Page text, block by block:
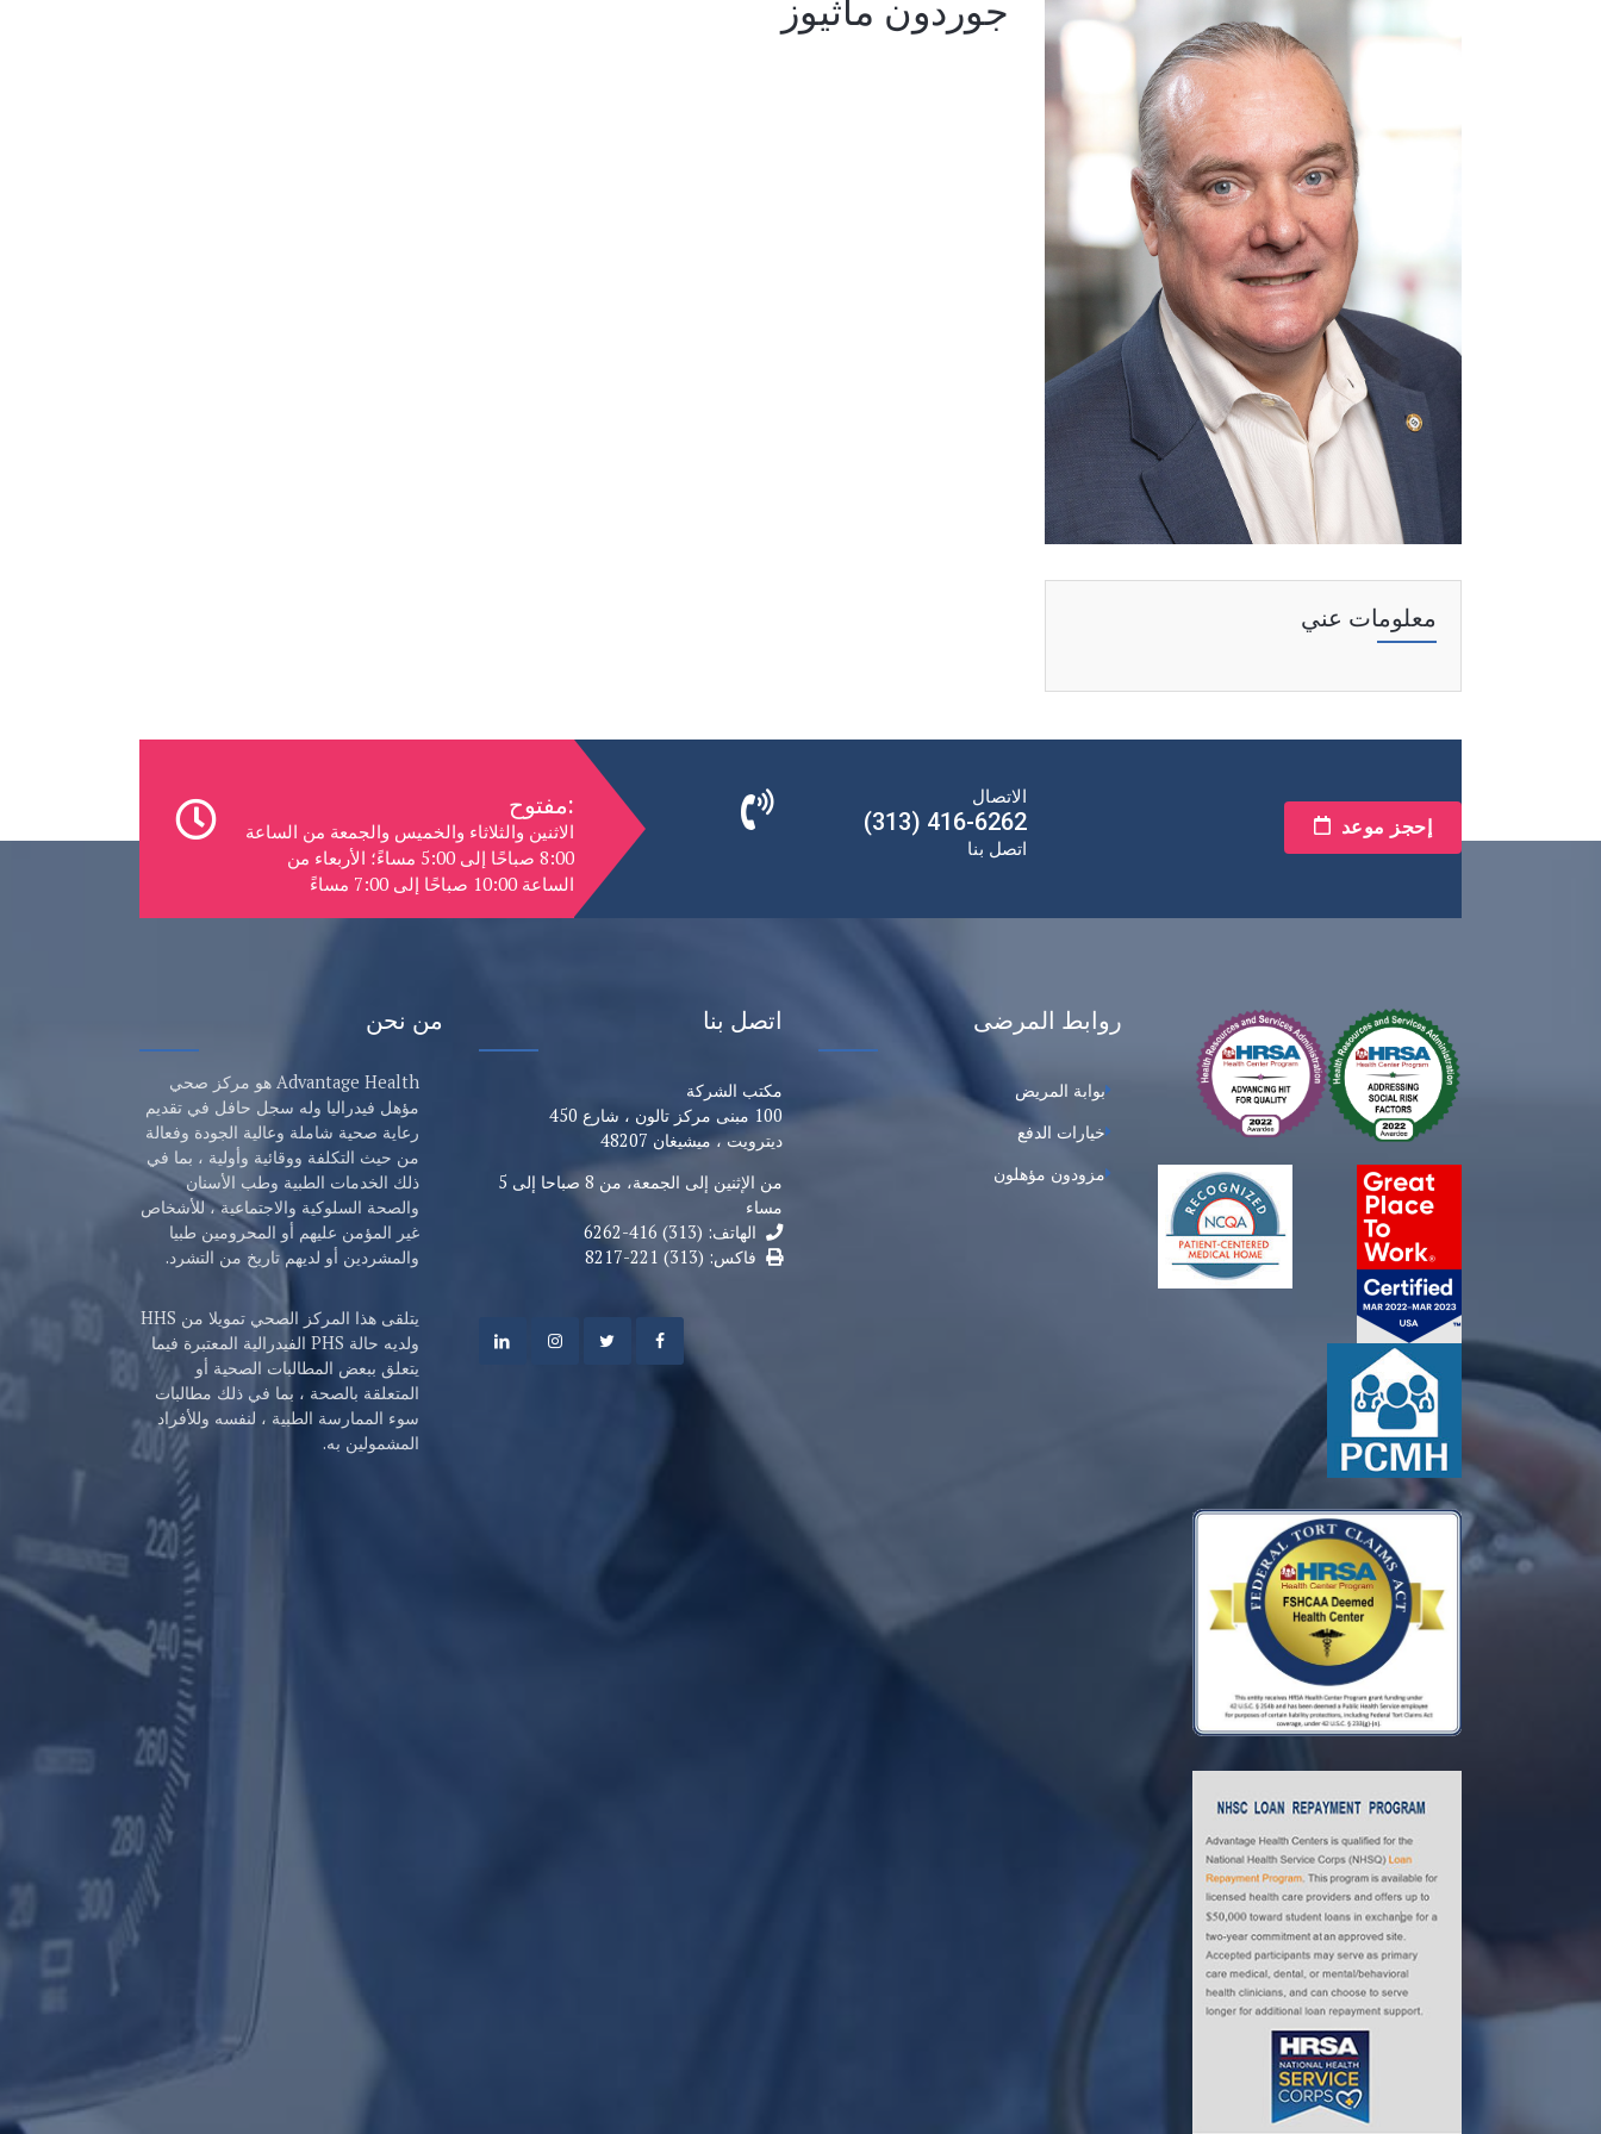
معلومات عني
جوردون ماثيوز
مفتوح:
الاثنين والثلاثاء والخميس والجمعة من الساعة
8:00 صباحًا إلى 5:00 مساءً؛ الأربعاء من
الساعة 10:00 صباحًا إلى 7:00 مساءً
الاتصال
(313) 416-6262
اتصل بنا
إحجز موعد
روابط المرضى
بوابة المريض
خيارات الدفع
مزودون مؤهلون
اتصل بنا
مكتب الشركة
100 مبنى مركز تالون ، شارع 450
ديترويت ، ميشيغان 48207
من الإثنين إلى الجمعة، من 8 صباحا إلى 5
مساء
الهاتف: (313) 416-6262
فاكس: (313) 221-8217
من نحن
Advantage Health هو مركز صحي
مؤهل فيدراليا وله سجل حافل في تقديم
رعاية صحية شاملة وعالية الجودة وفعالة
من حيث التكلفة ووقائية وأولية ، بما في
ذلك الخدمات الطبية وطب الأسنان
والصحة السلوكية والاجتماعية ، للأشخاص
غير المؤمن عليهم أو المحرومين طبيا
والمشردين أو لديهم تاريخ من التشرد.
يتلقى هذا المركز الصحي تمويلا من HHS
ولديه حالة PHS الفيدرالية المعتبرة فيما
يتعلق ببعض المطالبات الصحية أو
المتعلقة بالصحة ، بما في ذلك مطالبات
سوء الممارسة الطبية ، لنفسه وللأفراد
المشمولين به.